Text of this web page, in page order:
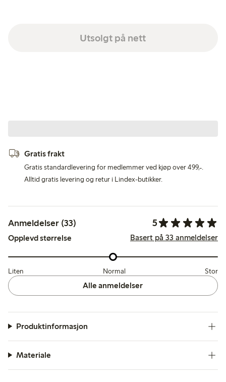
Utsolgt på nett
Gratis frakt
Gratis standardlevering for medlemmer ved kjøp over 499,-.
Alltid gratis levering og retur i Lindex-butikker.
Anmeldelser (33) 5
Opplevd størrelse Basert på 33 anmeldelser
Liten Normal Stor
Alle anmeldelser
Produktinformasjon
Materiale